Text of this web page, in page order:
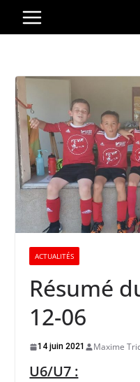
Passer
ACTUALITÉS
Résumé
12-06
14 juin 2021 Maxime
U6/U7 :